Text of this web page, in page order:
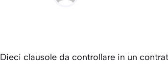
Dieci clausole da controllare in un